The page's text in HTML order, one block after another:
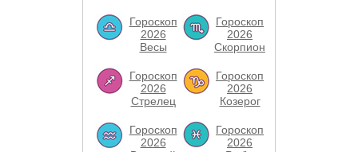
Гороскоп
2026
Весы
Гороскоп
2026
Скорпион
Гороскоп
2026
Стрелец
Гороскоп
2026
Козерог
Гороскоп
2026
Гороскоп
2026